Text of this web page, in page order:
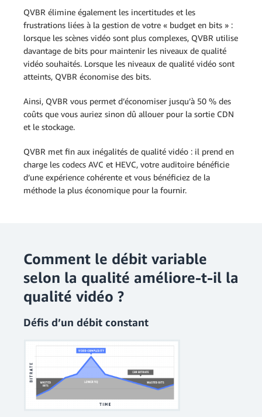
QVBR élimine également les incertitudes et les
frustrations liées à la gestion de votre « budget en bits » :
lorsque les scènes vidéo sont plus complexes, QVBR utilise
davantage de bits pour maintenir les niveaux de qualité
vidéo souhaités. Lorsque les niveaux de qualité vidéo sont
atteints, QVBR économise des bits.
Ainsi, QVBR vous permet d’économiser jusqu’à 50 % des
coûts que vous auriez sinon dû allouer pour la sortie CDN
et le stockage.
QVBR met fin aux inégalités de qualité vidéo : il prend en
charge les codecs AVC et HEVC, votre auditoire bénéficie
d’une expérience cohérente et vous bénéficiez de la
méthode la plus économique pour la fournir.
Comment le débit variable
selon la qualité améliore-t-il la
qualité vidéo ?
Défis d’un débit constant